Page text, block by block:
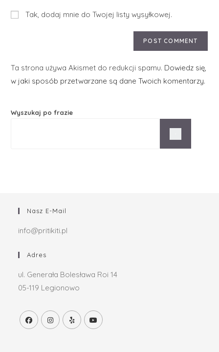
Tak, dodaj mnie do Twojej listy wysyłkowej.
Ta strona używa Akismet do redukcji spamu. Dowiedz się,
w jaki sposób przetwarzane są dane Twoich komentarzy.
Wyszukaj po frazie
Nasz E-Mail
info@pritikiti.pl
Adres
ul. Generała Bolesława Roi 14
05-119 Legionowo